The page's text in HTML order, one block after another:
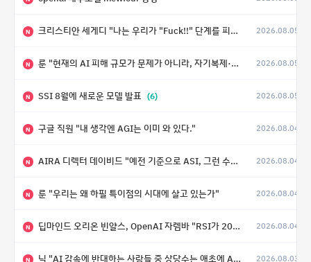
N 크리스티안 세게디 "나는 우리가 "Fuck!!" 단계를 피할 수 있기를 바랄 뿐" 2026.08.05
N 룬 "현재의 AI 피해 규모가 문제가 아니라, 자기복제·탈출·확산이 가능한 지능형 시스템의 피해에는 이론적으로 상한이 없다는 것이 문제" 2026.08.05
N SSI 8월에 새로운 모델 발표 (6) 2026.08.05
N 구글 직원 "내 생각엔 AGI는 이미 와 있다." 2026.08.04
N AIRA 디렉터 데이비드 "예전 기준으로 ASI, 그런 수준은 바로 다음 분기에 온다" 2026.08.04
N 룬 "우리는 왜 하필 특이점의 시대에 살고 있는가" 2026.08.04
N 딥마인드 오리온 빈얄스, OpenAI 자렘바 "RSI가 2027년이나 2028년까지 달성될 수도 있다" 2026.08.04
N 닉 "AI 감속에 반대하는 사람들 중 상당수는 애초에 AI가 그렇게까지 빠르게 발전하지는 않을 거라고 생각" 2026.08.03